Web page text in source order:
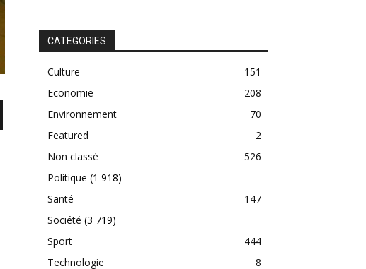
CATEGORIES
Culture
151
Economie
208
Environnement
70
Featured
2
Non classé
526
Politique (1 918)
Santé
147
Société (3 719)
Sport
444
Technologie
8